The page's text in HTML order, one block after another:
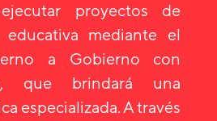
proyectos de
educativa mediante el
a Gobierno con
que brindará una
especializada. A través